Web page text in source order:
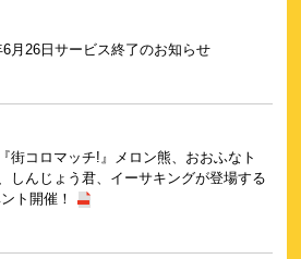
6月26日サービス終了のお知らせ
街コロマッチ!』メロン熊、おおふなト
しんじょう君、イーサキングが登場する
ト開催！